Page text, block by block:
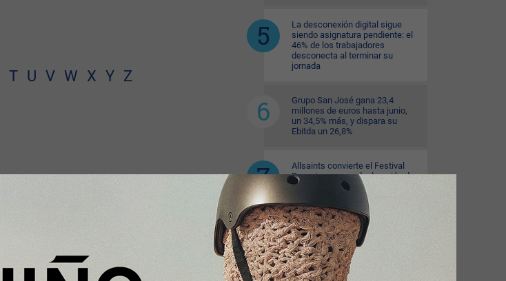
T U V W X Y Z
La desconexión digital sigue
siendo asignatura pendiente: el
46% de los trabajadores
desconecta al terminar su
jornada
Grupo San José gana 23,4
millones de euros hasta junio,
un 34,5% más, y dispara su
Ebitda un 26,8%
Allsaints convierte el Festival
Dressing en una declaración de
estilo
CriteriaCaixa obtiene un
resultado recurrente de 1.142
millones de euros (+23%) en el
primer semestre